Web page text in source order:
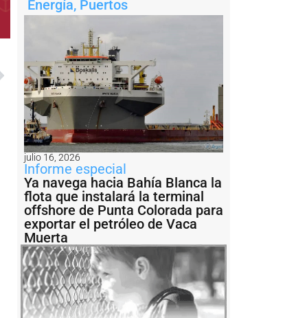
Energía, Puertos
julio 16, 2026
Informe especial
Ya navega hacia Bahía Blanca la
flota que instalará la terminal
offshore de Punta Colorada para
exportar el petróleo de Vaca
Muerta